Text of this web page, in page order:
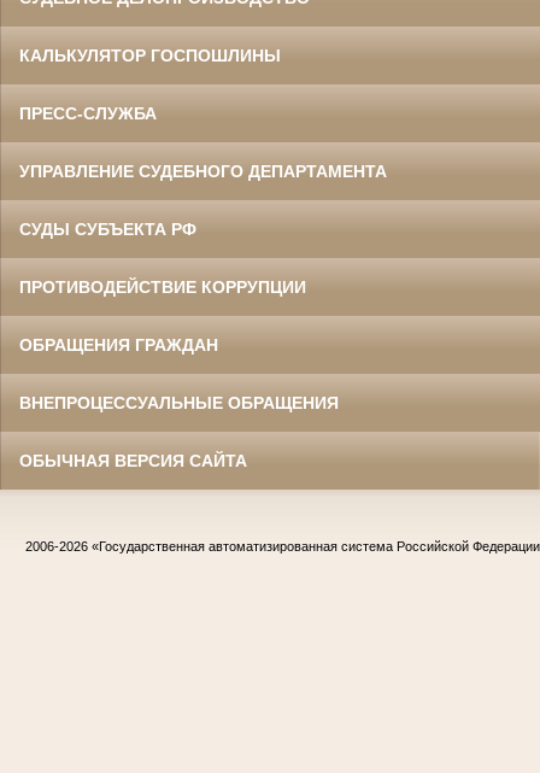
КАЛЬКУЛЯТОР ГОСПОШЛИНЫ
ПРЕСС-СЛУЖБА
УПРАВЛЕНИЕ СУДЕБНОГО ДЕПАРТАМЕНТА
СУДЫ СУБЪЕКТА РФ
ПРОТИВОДЕЙСТВИЕ КОРРУПЦИИ
ОБРАЩЕНИЯ ГРАЖДАН
ВНЕПРОЦЕССУАЛЬНЫЕ ОБРАЩЕНИЯ
ОБЫЧНАЯ ВЕРСИЯ САЙТА
2006-2026 «Государственная автоматизированная система Российской